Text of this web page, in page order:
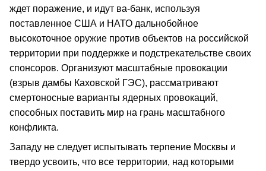
ждет поражение, и идут ва-банк, используя
поставленное США и НАТО дальнобойное
высокоточное оружие против объектов на российской
территории при поддержке и подстрекательстве своих
спонсоров. Организуют масштабные провокации
(взрыв дамбы Каховской ГЭС), рассматривают
смертоносные варианты ядерных провокаций,
способных поставить мир на грань масштабного
конфликта.
Западу не следует испытывать терпение Москвы и
твердо усвоить, что все территории, над которыми